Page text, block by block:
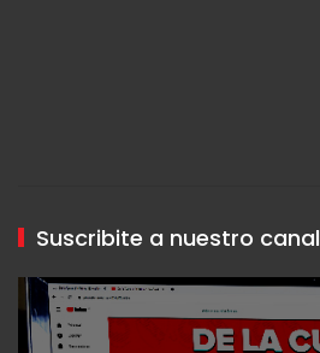
Suscribite a nuestro canal